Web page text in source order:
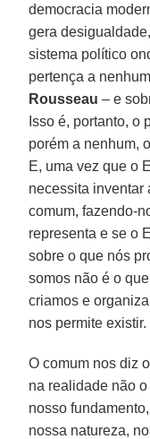
democracia
gera
sistema político
pertença a
Rousseau– e
Isso é, portanto, o
porém a nenhum,
E, uma vez que o
necessita inventar
comum, fazendo-
representa e se o
sobre o que nós
somos não é o
criamos e
nos permite existir.
O comum nos diz
na realidade não
nosso
nossa natureza,